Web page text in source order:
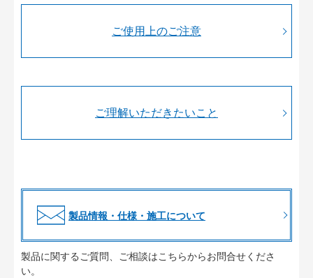
ご使用上のご注意
ご理解いただきたいこと
製品情報・仕様・施工について
製品に関するご質問、ご相談はこちらからお問合せくださ
い。